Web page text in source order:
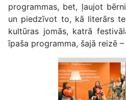
programmas, bet, ļaujot
un piedzīvot to, kā literārs
kultūras jomās, katrā
īpaša programma, šajā reizē –